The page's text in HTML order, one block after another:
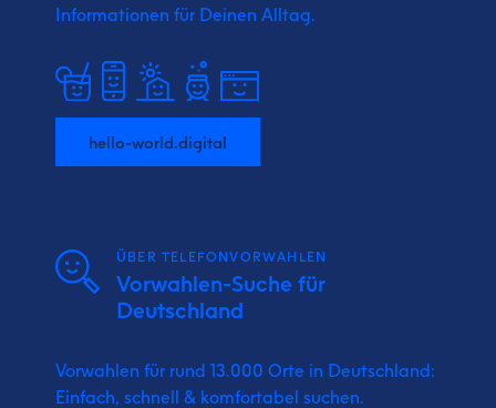
Informationen für Deinen Alltag.
hello-world.digital
ÜBER TELEFONVORWAHLEN
Vorwahlen-Suche für
Deutschland
Vorwahlen für rund 13.000 Orte in Deutschland:
Einfach, schnell & komfortabel suchen.